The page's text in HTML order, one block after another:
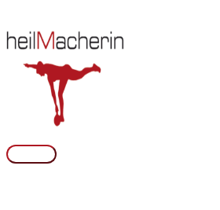
Inhalt
springen
Hauptmenü